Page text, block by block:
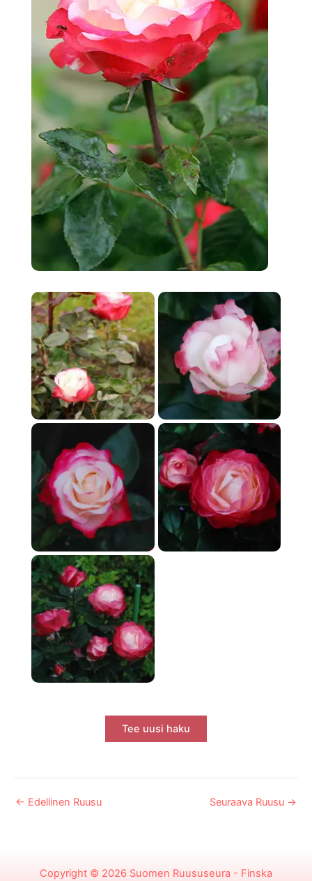
Tee uusi haku
← Edellinen Ruusu Seuraava Ruusu →
Copyright © 2026 Suomen Ruususeura - Finska